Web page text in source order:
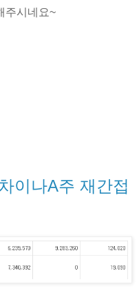
주시네요~
이나A주 재간접